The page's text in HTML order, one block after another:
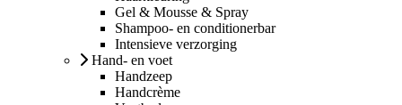
Gel & Mousse & Spray
Shampoo- en conditionerbar
Intensieve verzorging
Hand- en voet
Handzeep
Handcrème